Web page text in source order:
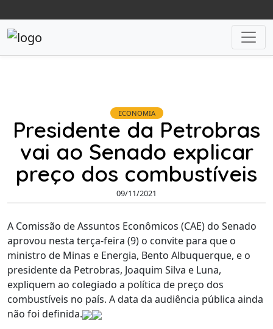
ECONOMIA
Presidente da Petrobras
vai ao Senado explicar
preço dos combustíveis
09/11/2021
A Comissão de Assuntos Econômicos (CAE) do Senado
aprovou nesta terça-feira (9) o convite para que o
ministro de Minas e Energia, Bento Albuquerque, e o
presidente da Petrobras, Joaquim Silva e Luna,
expliquem ao colegiado a política de preço dos
combustíveis no país. A data da audiência pública ainda
não foi definida.